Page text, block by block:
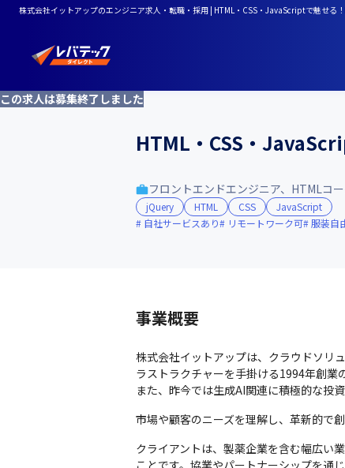
株式会社イットアップのエンジニア求人・転職・採用 | HTML・CSS・JavaScriptで魅せる
この求人は募集終了しました
HTML・CSS・
フロントエンドエンジニア、HTMLコ
jQuery HTML CSS
JavaScript
自社サービスあり
リモートワーク可 服装自
事業概要
株式会社イットアップは、クラウドソリ
ラストラクチャーを手掛ける1994年創業
また、昨今では生成AI関連に積極的な投
市場や顧客のニーズを理解し、革新的で
クライアントは、製薬企業を含む幅広い
ことです。協業やパートナーシップを通